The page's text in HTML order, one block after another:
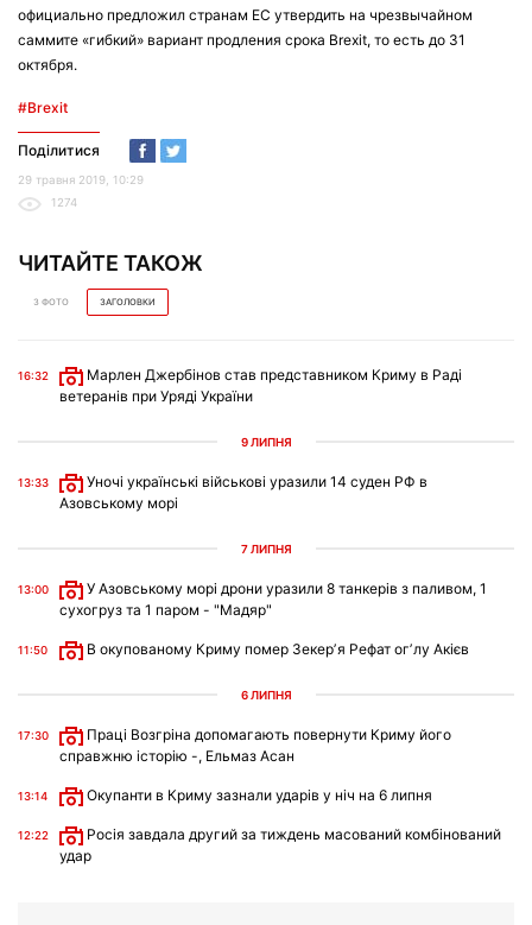
официально предложил странам ЕС утвердить на чрезвычайном
саммите «гибкий» вариант продления срока Brexit, то есть до 31
октября.
#Brexit
Поділитися
29 травня 2019, 10:29
1274
ЧИТАЙТЕ ТАКОЖ
З ФОТО ЗАГОЛОВКИ
16:32
Марлен Джербінов став представником Криму в Раді
ветеранів при Уряді України
9 ЛИПНЯ
13:33
Уночі українські військові уразили 14 суден РФ в
Азовському морі
7 ЛИПНЯ
13:00
У Азовському морі дрони уразили 8 танкерів з паливом, 1
сухогруз та 1 паром - "Мадяр"
11:50 В окупованому Криму помер Зекерʼя Рефат огʼлу Акієв
6 ЛИПНЯ
17:30
Праці Возгріна допомагають повернути Криму його
справжню історію -, Ельмаз Асан
13:14 Окупанти в Криму зазнали ударів у ніч на 6 липня
12:22
Росія завдала другий за тиждень масований комбінований
удар